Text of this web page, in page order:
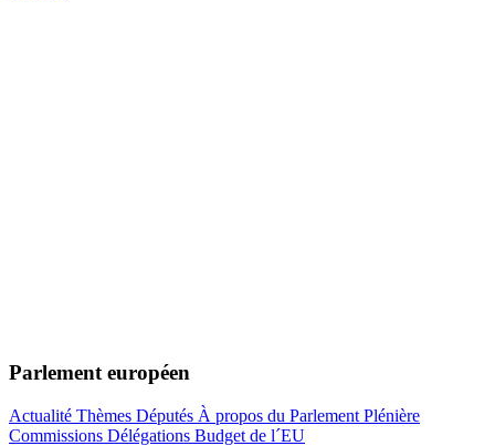
Parlement européen
Actualité Thèmes Députés À propos du Parlement Plénière
Commissions Délégations Budget de l´EU